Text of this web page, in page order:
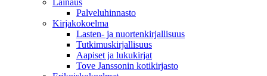
Lainaus
Palveluhinnasto
Kirjakokoelma
Lasten- ja nuortenkirjallisuus
Tutkimuskirjallisuus
Aapiset ja lukukirjat
Tove Janssonin kotikirjasto